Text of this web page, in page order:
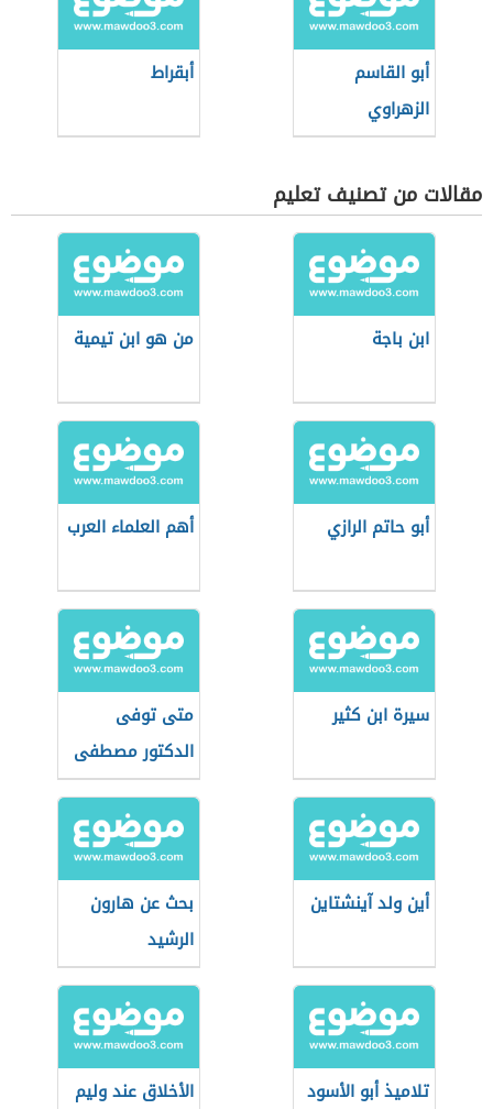
أبو القاسم
الزهراوي
أبقراط
مقالات من تصنيف تعليم
ابن باجة من هو ابن تيمية
أبو حاتم الرازي أهم العلماء العرب
سيرة ابن كثير
متى توفى
الدكتور مصطفى
محمود
أين ولد آينشتاين
بحث عن هارون
الرشيد
تلاميذ أبو الأسود
الأخلاق عند وليم